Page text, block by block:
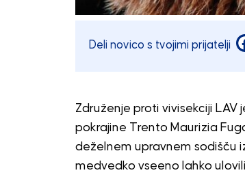
Deli novico s tvojimi prijatelji
Združenje proti vivisekciji
pokrajine Trento Maurizia
deželnem upravnem sodišču
medvedko vseeno lahko